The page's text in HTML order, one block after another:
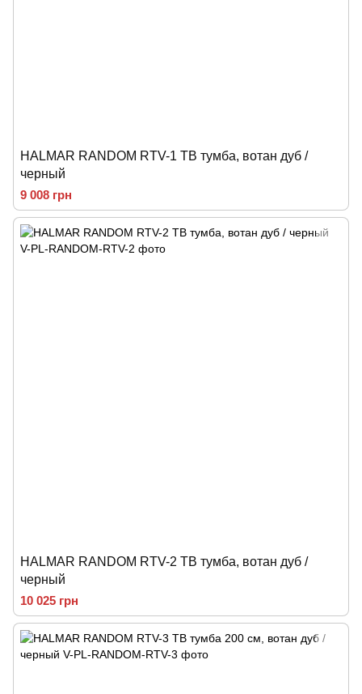
HALMAR RANDOM RTV-1 ТВ тумба, вотан дуб /
черный
9 008 грн
HALMAR RANDOM RTV-2 ТВ тумба, вотан дуб /
черный
10 025 грн